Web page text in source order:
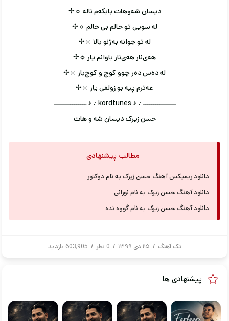
دیسان شه‌وهات بابکه‌م ناله ☼✢
له سویی تو حالم بی حالم ☼✢
له تو جوانه به‌ژنو بالا ☼✢
هه‌ی‌نار هه‌ی‌نار باوانم یار ☼✢
له ده‌س ده‌ر چوو کوچ و کوچ‌بار ☼✢
عه‌ترم پیه بو زولفی یار ☼✢
ــــــــــــــــ ♪ ♪ kordtunes ♪ ♪ ــــــــــــــــ
حسن زیرک دیسان شه و هات
مطالب پیشنهادی
دانلود ریمیکس آهنگ حسن زیرک به نام دوکتور
دانلود آهنگ حسن زیرک به نام نورانی
دانلود آهنگ حسن زیرک به نام گووه نده
تک آهنگ / ۲۵ دی ۱۳۹۹ / 0 نظر / 603,905 بازدید
پیشنهادی ها